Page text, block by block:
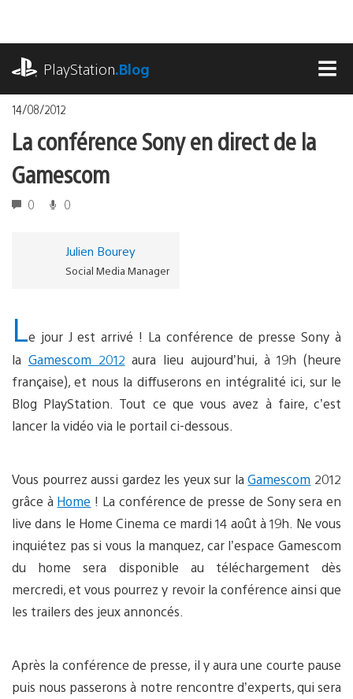
contenu
PlayStation.Blog
14/08/2012
La conférence Sony en direct de la
Gamescom
0 0
Julien Bourey
Social Media Manager
Le jour J est arrivé ! La conférence de presse Sony à
la Gamescom 2012 aura lieu aujourd’hui, à 19h (heure
française), et nous la diffuserons en intégralité ici, sur le
Blog PlayStation. Tout ce que vous avez à faire, c’est
lancer la vidéo via le portail ci-dessous.
Vous pourrez aussi gardez les yeux sur laGamescom 2012
grâce à Home ! La conférence de presse de Sony sera en
live dans le Home Cinema ce mardi 14 août à 19h. Ne vous
inquiétez pas si vous la manquez, car l’espace Gamescom
du home sera disponible au téléchargement dès
mercredi, et vous pourrez y revoir la conférence ainsi que
les trailers des jeux annoncés.
Après la conférence de presse, il y aura une courte pause
puis nous passerons à notre rencontre d’experts, qui sera